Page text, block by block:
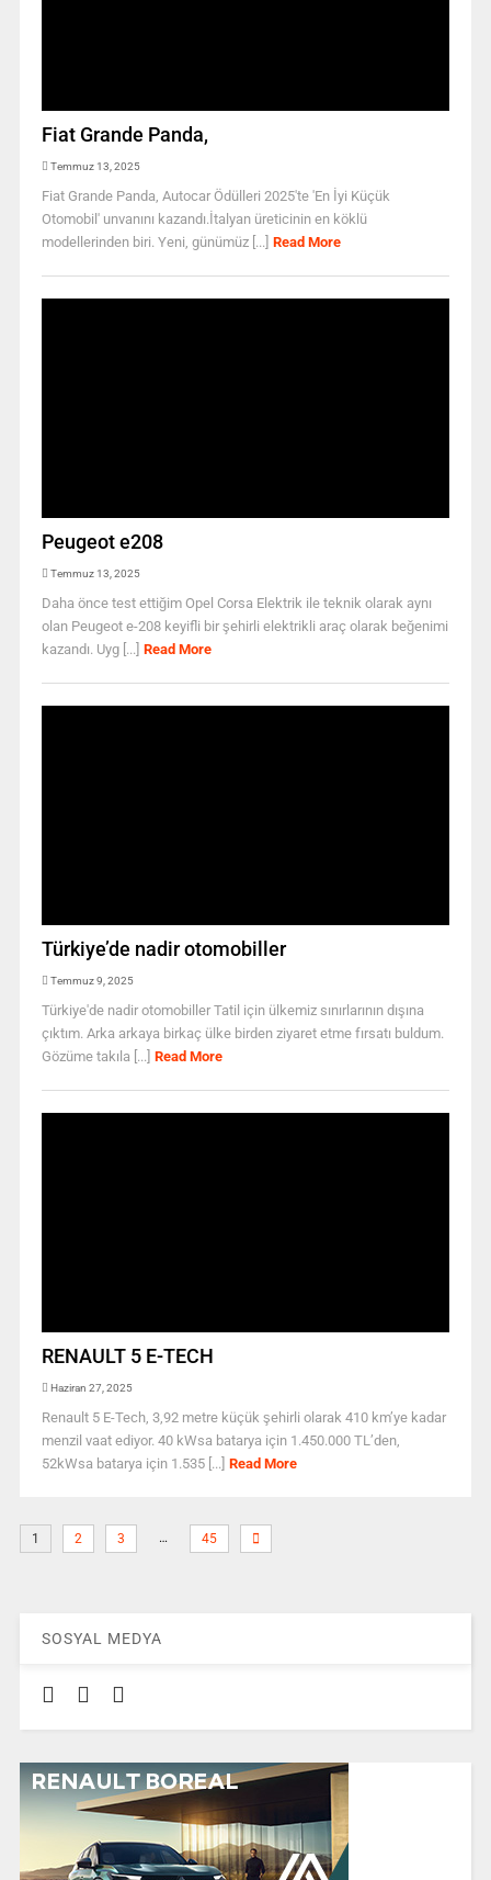
Fiat Grande Panda,
Temmuz 13, 2025
Fiat Grande Panda, Autocar Ödülleri 2025'te 'En İyi Küçük
Otomobil' unvanını kazandı.İtalyan üreticinin en köklü
modellerinden biri. Yeni, günümüz [...] Read More
Peugeot e208
Temmuz 13, 2025
Daha önce test ettiğim Opel Corsa Elektrik ile teknik olarak aynı
olan Peugeot e-208 keyifli bir şehirli elektrikli araç olarak beğenimi
kazandı. Uyg [...] Read More
Türkiye’de nadir otomobiller
Temmuz 9, 2025
Türkiye'de nadir otomobiller Tatil için ülkemiz sınırlarının dışına
çıktım. Arka arkaya birkaç ülke birden ziyaret etme fırsatı buldum.
Gözüme takıla [...] Read More
RENAULT 5 E-TECH
Haziran 27, 2025
Renault 5 E-Tech, 3,92 metre küçük şehirli olarak 410 km’ye kadar
menzil vaat ediyor. 40 kWsa batarya için 1.450.000 TL’den,
52kWsa batarya için 1.535 [...] Read More
1 2 3 … 45
SOSYAL MEDYA